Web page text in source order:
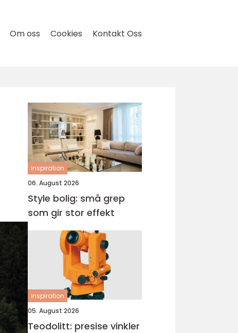
Om oss Cookies Kontakt Oss
inspiration
06. August 2026
Style bolig: små grep
som gir stor effekt
inspiration
05. August 2026
Teodolitt: presise vinkler